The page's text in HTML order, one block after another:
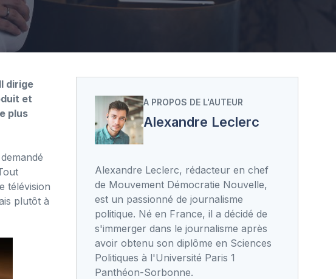
dirige
et
plus
télévision
plutôt à
A PROPOS DE L'AUTEUR
Alexandre Leclerc
Alexandre Leclerc, rédacteur en chef
de Mouvement Démocratie Nouvelle,
est un passionné de journalisme
politique. Né en France, il a décidé de
s'immerger dans le journalisme après
avoir obtenu son diplôme en Sciences
Politiques à l'Université Paris 1
Panthéon-Sorbonne.